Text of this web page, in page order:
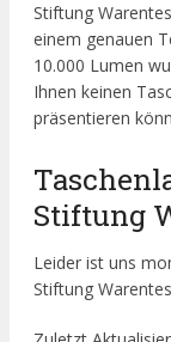
Stiftung
einem genauen
10.000 Lumen
Ihnen keinen
präsentieren
Stiftung
Leider ist uns
Stiftung